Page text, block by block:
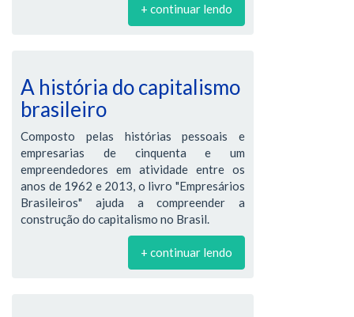
+ continuar lendo
A história do capitalismo
brasileiro
Composto pelas histórias pessoais e
empresarias de cinquenta e um
empreendedores em atividade entre os
anos de 1962 e 2013, o livro "Empresários
Brasileiros" ajuda a compreender a
construção do capitalismo no Brasil.
+ continuar lendo